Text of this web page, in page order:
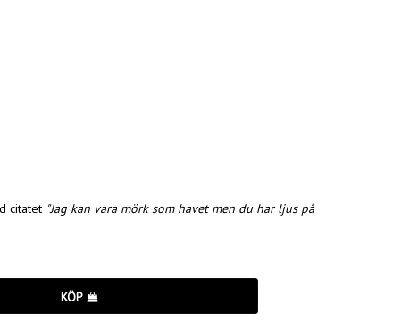
citatet "Jag kan vara mörk som havet men du har ljus på
KÖP